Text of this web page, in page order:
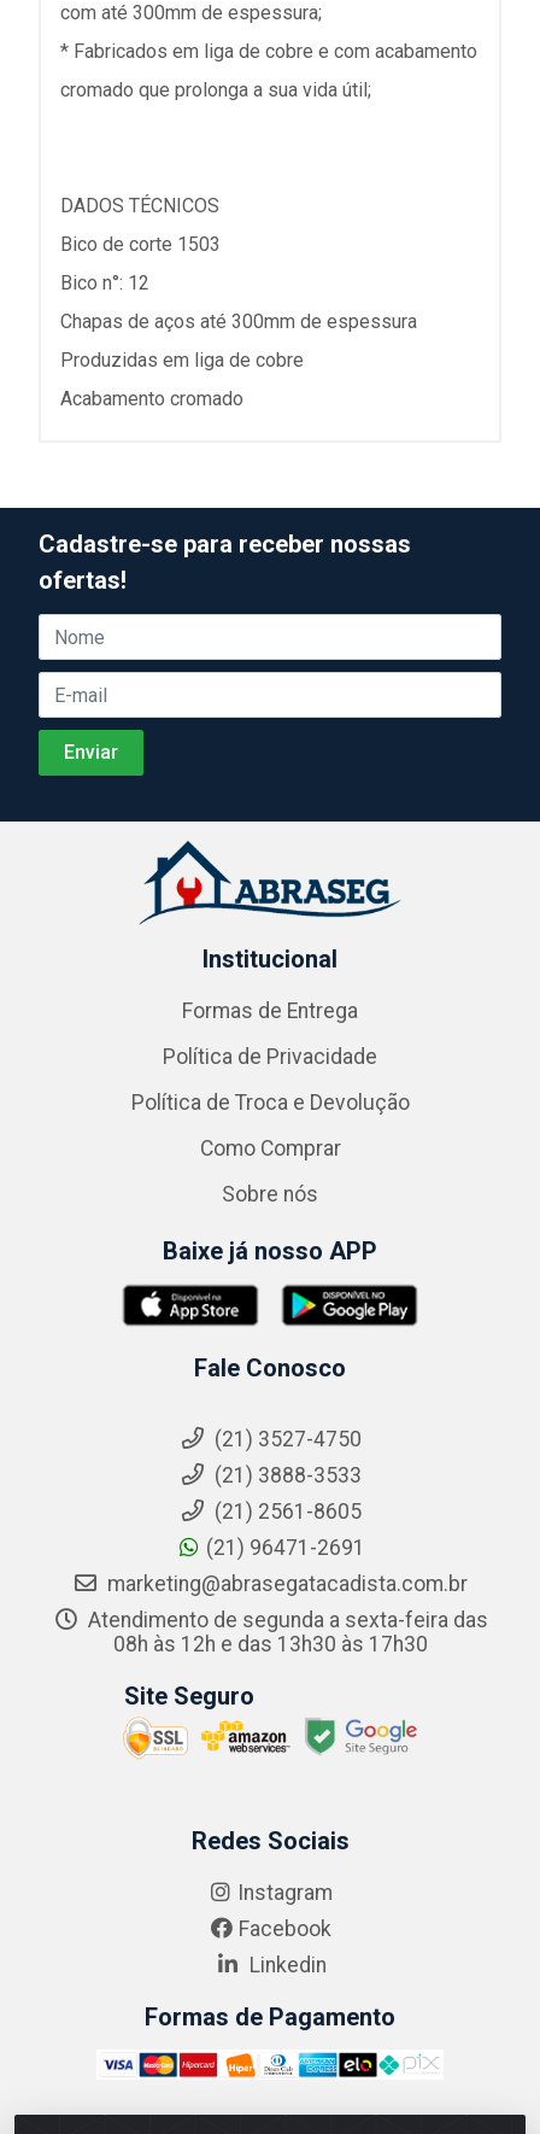
com até 300mm de espessura;
* Fabricados em liga de cobre e com acabamento
cromado que prolonga a sua vida útil;
DADOS TÉCNICOS
Bico de corte 1503
Bico n°: 12
Chapas de aços até 300mm de espessura
Produzidas em liga de cobre
Acabamento cromado
Cadastre-se para receber nossas
ofertas!
Institucional
Formas de Entrega
Política de Privacidade
Política de Troca e Devolução
Como Comprar
Sobre nós
Baixe já nosso APP
Fale Conosco
(21) 3527-4750
(21) 3888-3533
(21) 2561-8605
(21) 96471-2691
marketing@abrasegatacadista.com.br
Atendimento de segunda a sexta-feira das
08h às 12h e das 13h30 às 17h30
Site Seguro
Redes Sociais
Instagram
Facebook
Linkedin
Formas de Pagamento